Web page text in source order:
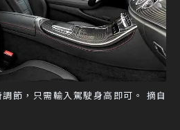
節，只需輸入駕駛身高即可。 摘自